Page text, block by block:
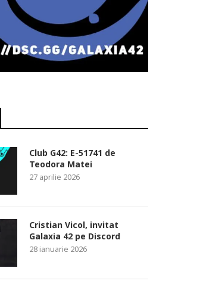
Club G42: E-51741 de
Teodora Matei
27 aprilie 2026
Cristian Vicol, invitat
Galaxia 42 pe Discord
28 ianuarie 2026